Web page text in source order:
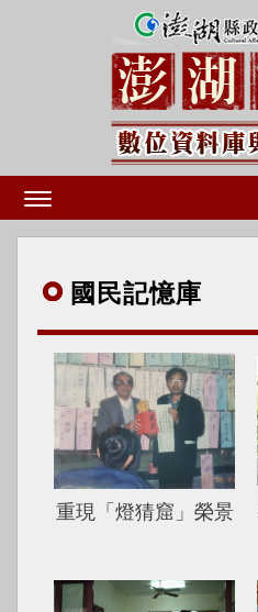
國民記憶庫
重現「燈猜窟」榮景